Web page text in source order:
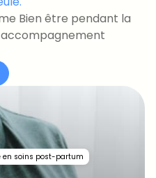
en soins post-partum
Bien être pendant la